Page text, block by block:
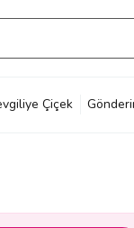
Çiçek